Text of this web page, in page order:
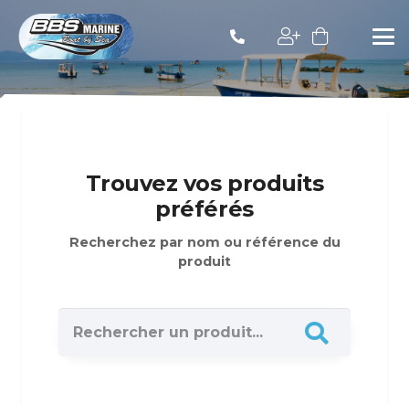
Trouvez vos produits
préférés
Recherchez par nom ou référence du
produit